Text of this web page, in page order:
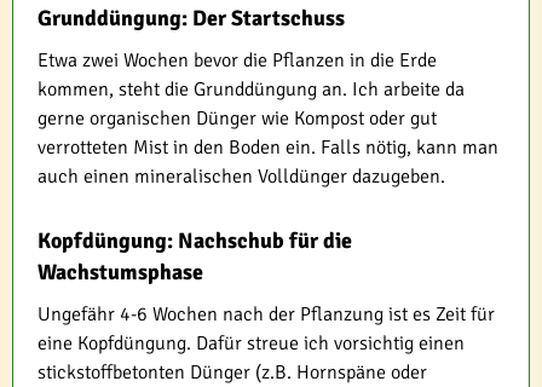
Grunddüngung: Der Startschuss
Etwa zwei Wochen bevor die Pflanzen in die Erde
kommen, steht die Grunddüngung an. Ich arbeite da
gerne organischen Dünger wie Kompost oder gut
verrotteten Mist in den Boden ein. Falls nötig, kann man
auch einen mineralischen Volldünger dazugeben.
Kopfdüngung: Nachschub für die
Wachstumsphase
Ungefähr 4-6 Wochen nach der Pflanzung ist es Zeit für
eine Kopfdüngung. Dafür streue ich vorsichtig einen
stickstoffbetonten Dünger (z.B. Hornspäne oder